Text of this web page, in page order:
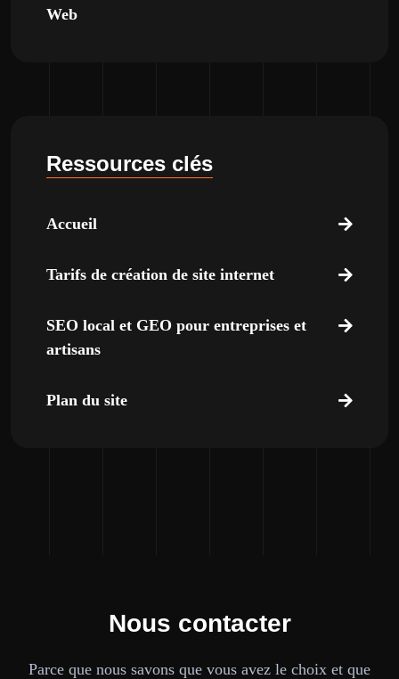
Web
Ressources clés
Accueil
Tarifs de création de site internet
SEO local et GEO pour entreprises et
artisans
Plan du site
Nous contacter
Parce que nous savons que vous avez le choix et que